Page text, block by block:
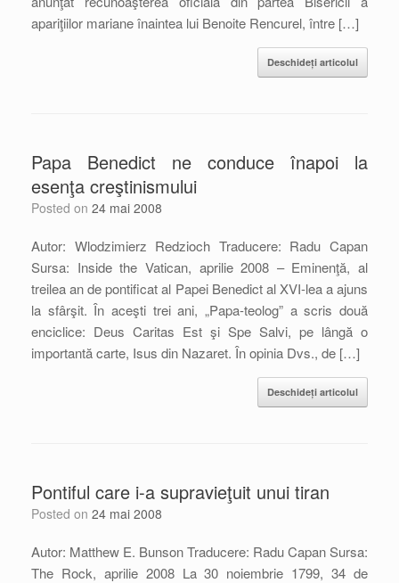
apariţiilor mariane înaintea lui Benoite Rencurel, între […]
Deschideți articolul
Papa Benedict ne conduce înapoi la
esenţa creştinismului
Posted on 24 mai 2008
Autor: Wlodzimierz Redzioch Traducere: Radu Capan
Sursa: Inside the Vatican, aprilie 2008 – Eminenţă, al
treilea an de pontificat al Papei Benedict al XVI-lea a ajuns
la sfârşit. În aceşti trei ani, „Papa-teolog” a scris două
enciclice: Deus Caritas Est şi Spe Salvi, pe lângă o
importantă carte, Isus din Nazaret. În opinia Dvs., de […]
Deschideți articolul
Pontiful care i-a supravieţuit unui tiran
Posted on 24 mai 2008
Autor: Matthew E. Bunson Traducere: Radu Capan Sursa:
The Rock, aprilie 2008 La 30 noiembrie 1799, 34 de